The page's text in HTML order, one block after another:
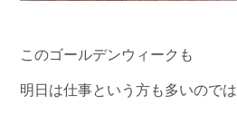
このゴールデンウィークも
明日は仕事という方も多いのでは